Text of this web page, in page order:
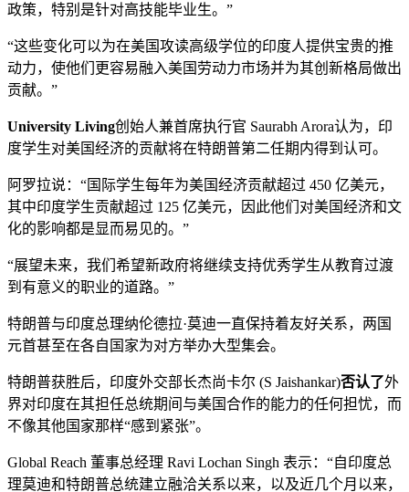
政策，特别是针对高技能毕业生。”
“这些变化可以为在美国攻读高级学位的印度人提供宝贵的推
动力，使他们更容易融入美国劳动力市场并为其创新格局做出
贡献。”
University Living创始人兼首席执行官 Saurabh Arora认为，印
度学生对美国经济的贡献将在特朗普第二任期内得到认可。
阿罗拉说：“国际学生每年为美​​国经济贡献超过 450 亿美元，
其中印度学生贡献超过 125 亿美元，因此他们对美国经济和文
化的影响都是显而易见的。”
“展望未来，我们希望新政府将继续支持优秀学生从教育过渡
到有意义的职业的道路。”
特朗普与印度总理纳伦德拉·莫迪一直保持着友好关系，两国
元首甚至在各自国家为对方举办大型集会。
特朗普获胜后，印度外交部长杰尚卡尔 (S Jaishankar)否认了外
界对印度在其担任总统期间与美国合作的能力的任何担忧，而
不像其他国家那样“感到紧张”。
Global Reach 董事总经理 Ravi Lochan Singh 表示：“自印度总
理莫迪和特朗普总统建立融洽关系以来，以及近几个月以来，